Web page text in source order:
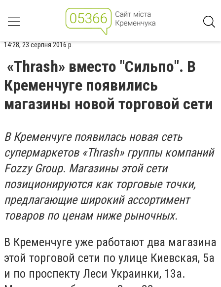
14:28, 23 серпня 2016 р.
«Thrash» вместо "Сильпо". В
Кременчуге появились
магазины новой торговой сети
В Кременчуге появилась новая сеть
супермаркетов «Thrash» группы компаний
Fozzy Group. Магазины этой сети
позиционируются как торговые точки,
предлагающие широкий ассортимент
товаров по ценам ниже рыночных.
В Кременчуге уже работают два магазина
этой торговой сети по улице Киевская, 5а
и по проспекту Леси Украинки, 13а.